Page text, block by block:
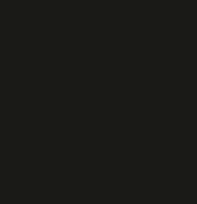
antecipou recebimento por direitos